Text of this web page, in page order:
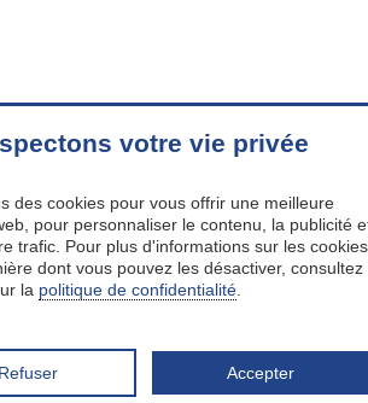
votre vie privée
des cookies pour vous offrir une meilleure
pour personnaliser le contenu, la publicité
trafic. Pour plus d'informations sur les cookies
dont vous pouvez les désactiver, consultez
la politique de confidentialité.
Refuser Accepter